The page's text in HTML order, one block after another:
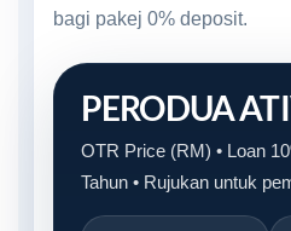
bagi pakej 0% deposit.
PERODUA
OTR Price (RM) • Loan
Tahun • Rujukan untuk